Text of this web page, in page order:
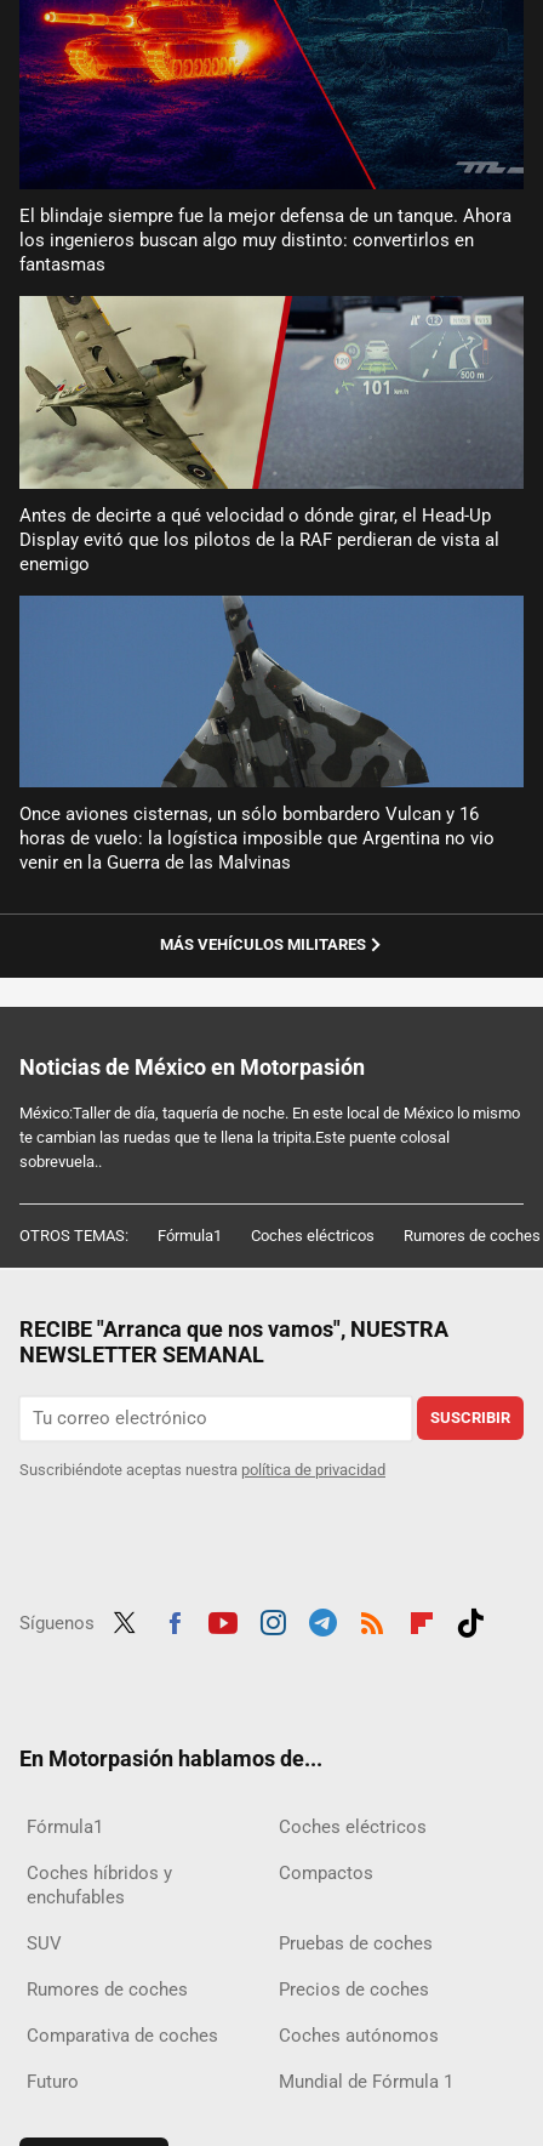
El blindaje siempre fue la mejor defensa de un tanque. Ahora
los ingenieros buscan algo muy distinto: convertirlos en
fantasmas
Antes de decirte a qué velocidad o dónde girar, el Head-Up
Display evitó que los pilotos de la RAF perdieran de vista al
enemigo
Once aviones cisternas, un sólo bombardero Vulcan y 16
horas de vuelo: la logística imposible que Argentina no vio
venir en la Guerra de las Malvinas
MÁS VEHÍCULOS MILITARES
Noticias de México en Motorpasión
México:Taller de día, taquería de noche. En este local de México lo mismo
te cambian las ruedas que te llena la tripita.Este puente colosal
sobrevuela..
OTROS TEMAS: Fórmula1 Coches eléctricos Rumores de coches
RECIBE "Arranca que nos vamos", NUESTRA
NEWSLETTER SEMANAL
SUSCRIBIR
Suscribiéndote aceptas nuestra política de privacidad
Síguenos
En Motorpasión hablamos de...
Fórmula1 Coches eléctricos
Coches híbridos y
enchufables
Compactos
SUV Pruebas de coches
Rumores de coches Precios de coches
Comparativa de coches Coches autónomos
Futuro Mundial de Fórmula 1